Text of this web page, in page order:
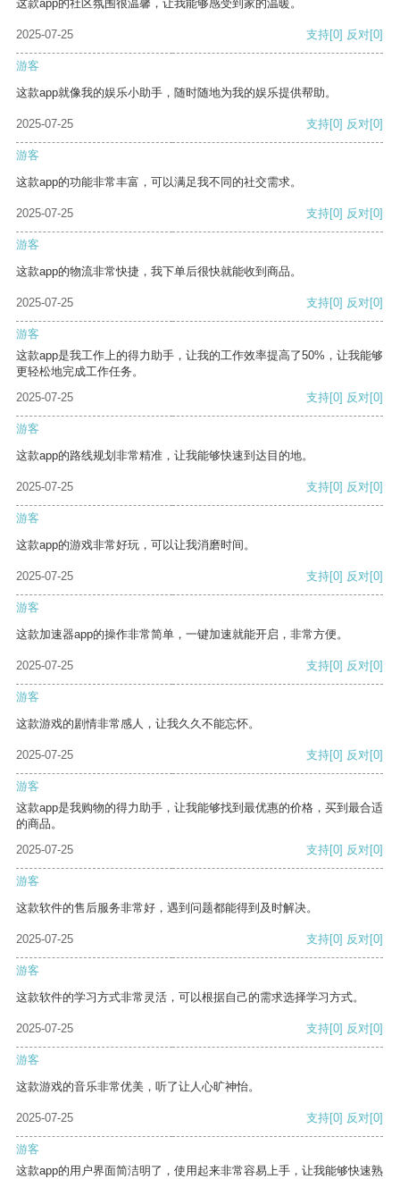
这款app的社区氛围很温馨，让我能够感受到家的温暖。
2025-07-25 支持[0] 反对[0]
游客
这款app就像我的娱乐小助手，随时随地为我的娱乐提供帮助。
2025-07-25 支持[0] 反对[0]
游客
这款app的功能非常丰富，可以满足我不同的社交需求。
2025-07-25 支持[0] 反对[0]
游客
这款app的物流非常快捷，我下单后很快就能收到商品。
2025-07-25 支持[0] 反对[0]
游客
这款app是我工作上的得力助手，让我的工作效率提高了50%，让我能够
更轻松地完成工作任务。
2025-07-25
支持[0] 反对[0]
游客
这款app的路线规划非常精准，让我能够快速到达目的地。
2025-07-25 支持[0] 反对[0]
游客
这款app的游戏非常好玩，可以让我消磨时间。
2025-07-25 支持[0] 反对[0]
游客
这款加速器app的操作非常简单，一键加速就能开启，非常方便。
2025-07-25 支持[0] 反对[0]
游客
这款游戏的剧情非常感人，让我久久不能忘怀。
2025-07-25 支持[0] 反对[0]
游客
这款app是我购物的得力助手，让我能够找到最优惠的价格，买到最合适
的商品。
2025-07-25
支持[0] 反对[0]
游客
这款软件的售后服务非常好，遇到问题都能得到及时解决。
2025-07-25 支持[0] 反对[0]
游客
这款软件的学习方式非常灵活，可以根据自己的需求选择学习方式。
2025-07-25 支持[0] 反对[0]
游客
这款游戏的音乐非常优美，听了让人心旷神怡。
2025-07-25 支持[0] 反对[0]
游客
这款app的用户界面简洁明了，使用起来非常容易上手，让我能够快速熟